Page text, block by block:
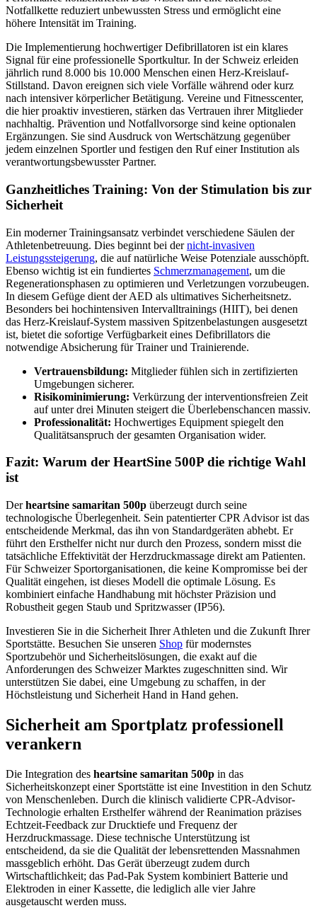
Notfallkette reduziert unbewussten Stress und ermöglicht eine
höhere Intensität im Training.
Die Implementierung hochwertiger Defibrillatoren ist ein klares
Signal für eine professionelle Sportkultur. In der Schweiz erleiden
jährlich rund 8.000 bis 10.000 Menschen einen Herz-Kreislauf-
Stillstand. Davon ereignen sich viele Vorfälle während oder kurz
nach intensiver körperlicher Betätigung. Vereine und Fitnesscenter,
die hier proaktiv investieren, stärken das Vertrauen ihrer Mitglieder
nachhaltig. Prävention und Notfallvorsorge sind keine optionalen
Ergänzungen. Sie sind Ausdruck von Wertschätzung gegenüber
jedem einzelnen Sportler und festigen den Ruf einer Institution als
verantwortungsbewusster Partner.
Ganzheitliches Training: Von der Stimulation bis zur
Sicherheit
Ein moderner Trainingsansatz verbindet verschiedene Säulen der
Athletenbetreuung. Dies beginnt bei dernicht-invasiven
Leistungssteigerung, die auf natürliche Weise Potenziale ausschöpft.
Ebenso wichtig ist ein fundiertes Schmerzmanagement, um die
Regenerationsphasen zu optimieren und Verletzungen vorzubeugen.
In diesem Gefüge dient der AED als ultimatives Sicherheitsnetz.
Besonders bei hochintensiven Intervalltrainings (HIIT), bei denen
das Herz-Kreislauf-System massiven Spitzenbelastungen ausgesetzt
ist, bietet die sofortige Verfügbarkeit eines Defibrillators die
notwendige Absicherung für Trainer und Trainierende.
Vertrauensbildung: Mitglieder fühlen sich in zertifizierten
Umgebungen sicherer.
Risikominimierung: Verkürzung der interventionsfreien Zeit
auf unter drei Minuten steigert die Überlebenschancen massiv.
Professionalität: Hochwertiges Equipment spiegelt den
Qualitätsanspruch der gesamten Organisation wider.
Fazit: Warum der HeartSine 500P die richtige Wahl
ist
Derheartsine samaritan 500p überzeugt durch seine
technologische Überlegenheit. Sein patentierter CPR Advisor ist das
entscheidende Merkmal, das ihn von Standardgeräten abhebt. Er
führt den Ersthelfer nicht nur durch den Prozess, sondern misst die
tatsächliche Effektivität der Herzdruckmassage direkt am Patienten.
Für Schweizer Sportorganisationen, die keine Kompromisse bei der
Qualität eingehen, ist dieses Modell die optimale Lösung. Es
kombiniert einfache Handhabung mit höchster Präzision und
Robustheit gegen Staub und Spritzwasser (IP56).
Investieren Sie in die Sicherheit Ihrer Athleten und die Zukunft Ihrer
Sportstätte. Besuchen Sie unseren Shop für modernstes
Sportzubehör und Sicherheitslösungen, die exakt auf die
Anforderungen des Schweizer Marktes zugeschnitten sind. Wir
unterstützen Sie dabei, eine Umgebung zu schaffen, in der
Höchstleistung und Sicherheit Hand in Hand gehen.
Sicherheit am Sportplatz professionell
verankern
Die Integration des heartsine samaritan 500p in das
Sicherheitskonzept einer Sportstätte ist eine Investition in den Schutz
von Menschenleben. Durch die klinisch validierte CPR-Advisor-
Technologie erhalten Ersthelfer während der Reanimation präzises
Echtzeit-Feedback zur Drucktiefe und Frequenz der
Herzdruckmassage. Diese technische Unterstützung ist
entscheidend, da sie die Qualität der lebensrettenden Massnahmen
massgeblich erhöht. Das Gerät überzeugt zudem durch
Wirtschaftlichkeit; das Pad-Pak System kombiniert Batterie und
Elektroden in einer Kassette, die lediglich alle vier Jahre
ausgetauscht werden muss.